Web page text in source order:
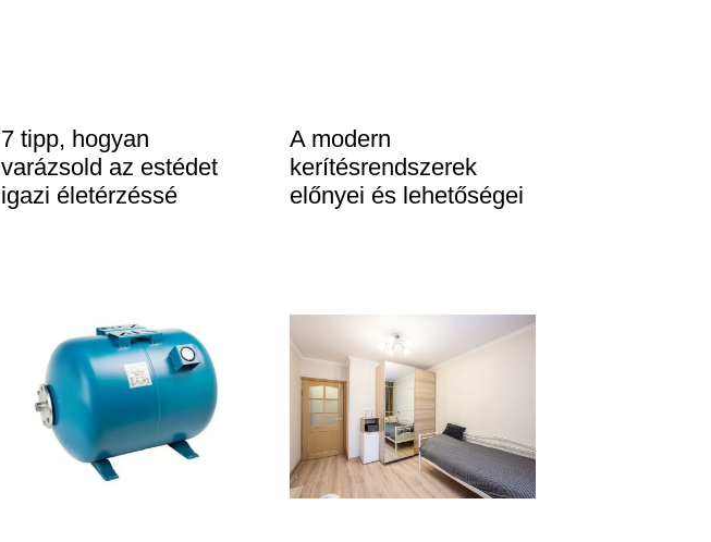
7 tipp, hogyan
varázsold az estédet
igazi életérzéssé
A modern
kerítésrendszerek
előnyei és lehetőségei